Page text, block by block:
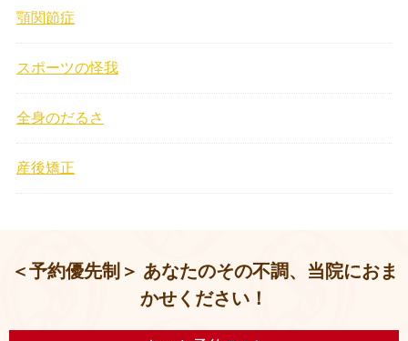
顎関節症
スポーツの怪我
全身のだるさ
産後矯正
＜予約優先制＞ あなたのその不調、当院におま
かせください！